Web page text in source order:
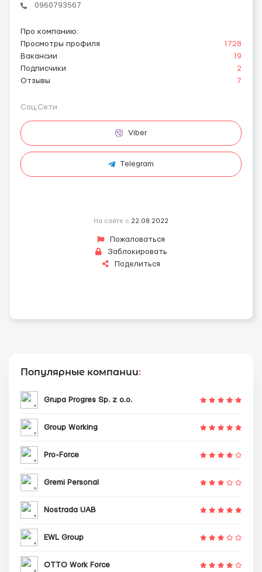
0960793567
Про компанию:
Просмотры профиля
1728
Вакансии
19
Подписчики
2
Отзывы
7
Соц.Сети
Viber
Telegram
На сайте с 22.08.2022
Пожаловаться
Заблокировать
Поделиться
Популярные компании:
Grupa Progres Sp. z o.o.
Group Working
Pro-Force
Gremi Personal
Nostrada UAB
EWL Group
OTTO Work Force